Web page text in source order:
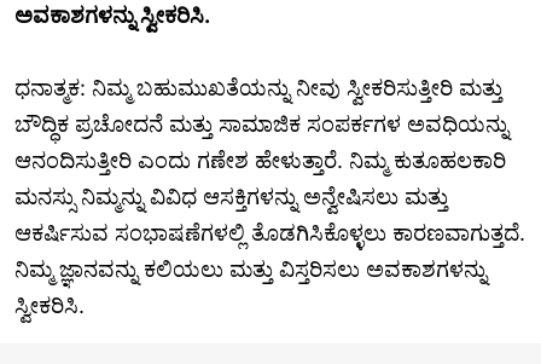
ಅವಕಾಶಗಳನ್ನು ಸ್ವೀಕರಿಸಿ.
ಧನಾತ್ಮಕ: ನಿಮ್ಮ ಬಹುಮುಖತೆಯನ್ನು ನೀವು ಸ್ವೀಕರಿಸುತ್ತೀರಿ ಮತ್ತು
ಬೌದ್ಧಿಕ ಪ್ರಚೋದನೆ ಮತ್ತು ಸಾಮಾಜಿಕ ಸಂಪರ್ಕಗಳ ಅವಧಿಯನ್ನು
ಆನಂದಿಸುತ್ತೀರಿ ಎಂದು ಗಣೇಶ ಹೇಳುತ್ತಾರೆ. ನಿಮ್ಮ ಕುತೂಹಲಕಾರಿ
ಮನಸ್ಸು ನಿಮ್ಮನ್ನು ವಿವಿಧ ಆಸಕ್ತಿಗಳನ್ನು ಅನ್ವೇಷಿಸಲು ಮತ್ತು
ಆಕರ್ಷಿಸುವ ಸಂಭಾಷಣೆಗಳಲ್ಲಿ ತೊಡಗಿಸಿಕೊಳ್ಳಲು ಕಾರಣವಾಗುತ್ತದೆ.
ನಿಮ್ಮ ಜ್ಞಾನವನ್ನು ಕಲಿಯಲು ಮತ್ತು ವಿಸ್ತರಿಸಲು ಅವಕಾಶಗಳನ್ನು
ಸ್ವೀಕರಿಸಿ.